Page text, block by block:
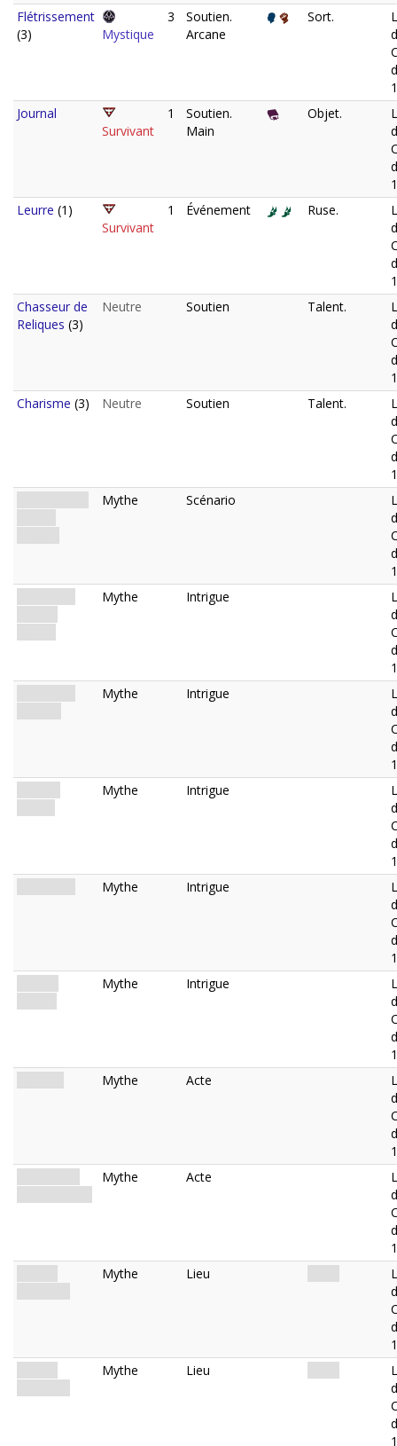
Flétrissement
(3)
Mystique
3
Soutien.
Arcane
Sort.
Journal
Survivant
1
Soutien.
Main
Objet.
Leurre (1)
Survivant
1 Événement Ruse.
Chasseur de
Reliques (3)
Neutre Soutien Talent.
Charisme (3) Neutre Soutien Talent.
Mythe Scénario
Mythe Intrigue
Mythe Intrigue
Mythe Intrigue
Mythe Intrigue
Mythe Intrigue
Mythe Acte
Mythe Acte
Mythe Lieu
Mythe Lieu